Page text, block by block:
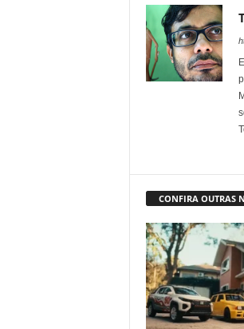
CONFIRA OUTRAS